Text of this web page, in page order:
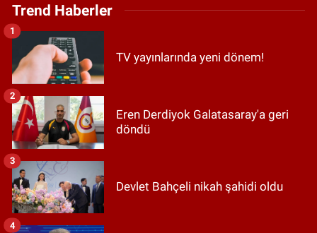
Trend Haberler
TV yayınlarında yeni dönem!
1
Eren Derdiyok Galatasaray'a geri
döndü
2
Devlet Bahçeli nikah şahidi oldu
3
4